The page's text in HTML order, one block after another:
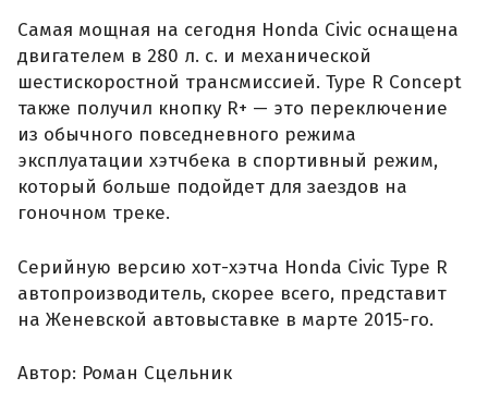
Самая мощная на сегодня Honda Civic оснащена
двигателем в 280 л. с. и механической
шестискоростной трансмиссией. Type R Concept
также получил кнопку R+ — это переключение
из обычного повседневного режима
эксплуатации хэтчбека в спортивный режим,
который больше подойдет для заездов на
гоночном треке.
Серийную версию хот-хэтча Honda Civic Type R
автопроизводитель, скорее всего, представит
на Женевской автовыставке в марте 2015-го.
Автор: Роман Сцельник